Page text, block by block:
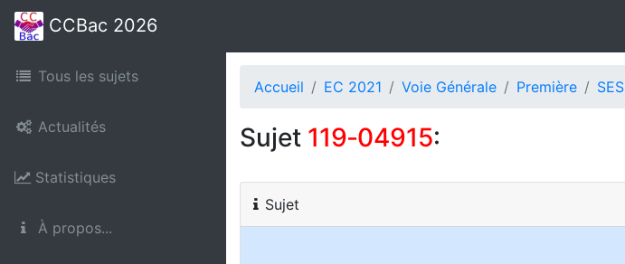
CCBac 2026
Tous les sujets
Actualités
Statistiques
À propos...
Accueil EC 2021 Voie Générale Première SES
Sujet 119‑04915:
Sujet